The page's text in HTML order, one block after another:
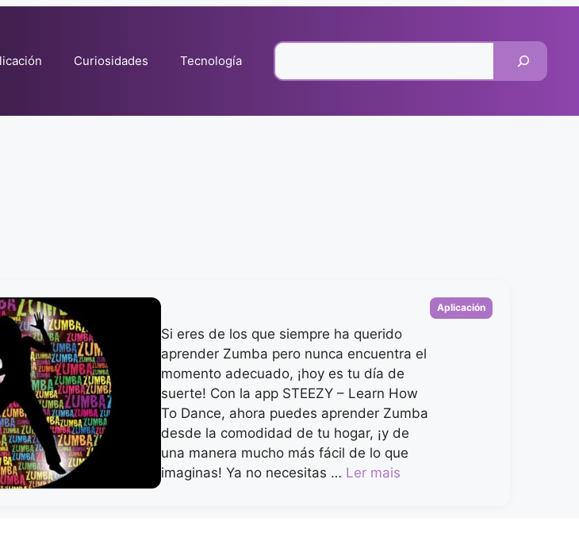
Curiosidades Tecnología
Si eres de los que siempre ha querido
aprender Zumba pero nunca encuentra el
momento adecuado, ¡hoy es tu día de
suerte! Con la app STEEZY – Learn How
To Dance, ahora puedes aprender Zumba
desde la comodidad de tu hogar, ¡y de
una manera mucho más fácil de lo que
imaginas! Ya no necesitas … Ler mais
Categorias
Aplicación